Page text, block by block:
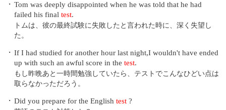
・ Tom was deeply disappointed when he was told that he had
failed his final test.
トムは、彼の最終試験に失敗したと言われた時に、深く失望し
た。
・ If I had studied for another hour last night,I wouldn't have ended
up with such an awful score in the test.
もし昨晩あと一時間勉強していたら、テストでこんなひどい点は
取らなかっただろう。
・ Did you prepare for the English test ?